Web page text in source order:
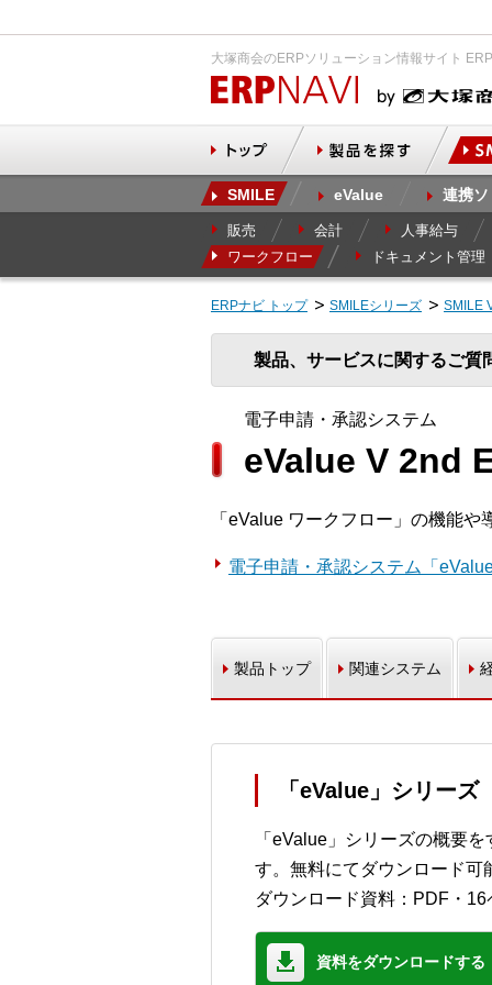
大塚商会のERPソリューション情報サイト
SMILE eValue 連携
販売 会計
人事給与
ワークフロー
ドキュメント管理
ERPナビ トップ SMILEシリーズ SMILE
製品、サービスに関するご質
電子申請・承認システム
eValue V 2nd
「eValue ワークフロー」の機能
電子申請・承認システム「
製品トップ 関連システム
「eValue」シリー
「eValue」シリーズの概要
す。無料にてダウンロード可
ダウンロード資料：PDF・16
資料をダウンロードする